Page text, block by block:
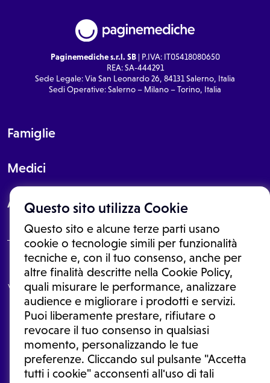
Questo sito utilizza Cookie
Questo sito e alcune terze parti usano
cookie o tecnologie simili per funzionalità
tecniche e, con il tuo consenso, anche per
altre finalità descritte nella Cookie Policy,
quali misurare le performance, analizzare
audience e migliorare i prodotti e servizi.
Puoi liberamente prestare, rifiutare o
revocare il tuo consenso in qualsiasi
momento, personalizzando le tue
preferenze. Cliccando sul pulsante "Accetta
tutti i cookie" acconsenti all'uso di tali
Paginemediche s.r.l. SB| P.IVA: IT05418080650
REA: SA-444291
Sede Legale: Via San Leonardo 26, 84131 Salerno, Italia
Sedi Operative: Salerno – Milano – Torino, Italia
Famiglie
Medici
About
Le informazioni proposte in questo sito non sono un consulto medico.
In nessun caso, queste informazioni sostituiscono un consulto, una
visita o una diagnosi formulata dal medico. Non si devono considerare
le informazioni disponibili come suggerimenti per la formulazione di
una diagnosi, la determinazione di un trattamento o l'assunzione o
sospensione di un farmaco senza prima consultare un medico di
medicina generale o uno specialista.
Condizioni di utilizzo|Privacy Policy |Gestione cookie
Ⓒ 2026 | Tutti i diritti riservati.